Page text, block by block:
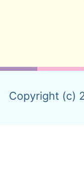
Copyright (c)